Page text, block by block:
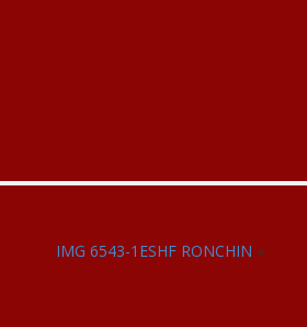
IMG 6543-1ESHF RONCHIN »